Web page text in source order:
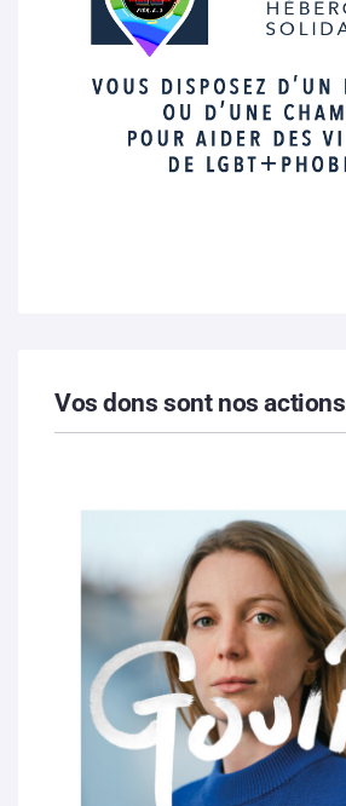
Vos dons sont nos actions